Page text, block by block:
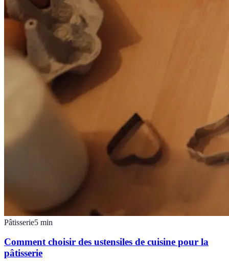
Pâtisserie5 min
Comment choisir des ustensiles de cuisine pour la
pâtisserie